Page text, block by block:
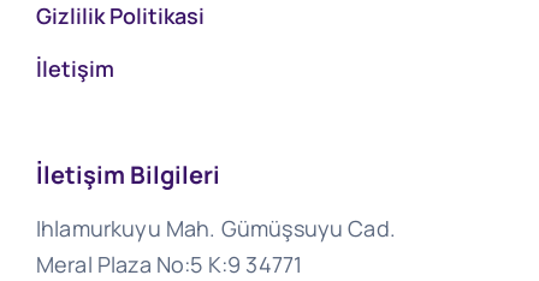
Gizlilik Politikasi
İletişim
İletişim Bilgileri
Ihlamurkuyu Mah. Gümüşsuyu Cad.
Meral Plaza No:5 K:9 34771